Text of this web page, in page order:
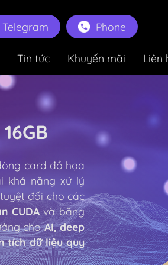
Telegram Phone
Tin tức Khuyến mãi Liên
card đồ họa
khả năng xử lý
đối cho các
CUDAvà băng
choAI, deep
tích dữ liệu quy